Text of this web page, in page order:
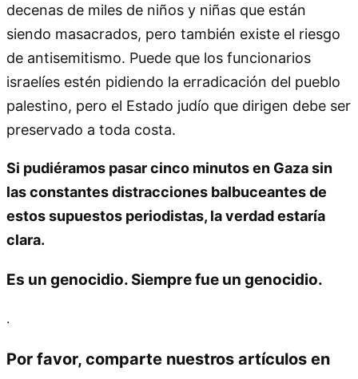
decenas de miles de niños y niñas que están
siendo masacrados, pero también existe el riesgo
de antisemitismo. Puede que los funcionarios
israelíes estén pidiendo la erradicación del pueblo
palestino, pero el Estado judío que dirigen debe ser
preservado a toda costa.
Si pudiéramos pasar cinco minutos en Gaza sin
las constantes distracciones balbuceantes de
estos supuestos periodistas, la verdad estaría
clara.
Es un genocidio. Siempre fue un genocidio.
.
Por favor, comparte nuestros artículos en